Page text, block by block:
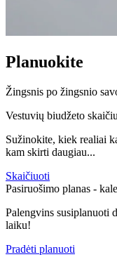
Planuokite
Žingsnis po žingsnio
Vestuvių biudžeto
Sužinokite, kiek realiai
kam skirti daugiau...
Skaičiuoti
Pasiruošimo planas -
Palengvins susiplanuoti
laiku!
Pradėti planuoti